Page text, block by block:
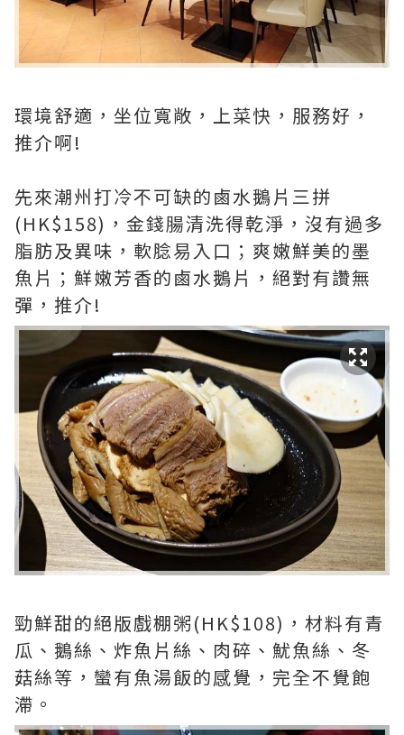
環境舒適，坐位寬敞，上菜快，服務好，
推介啊!
先來潮州打冷不可缺的鹵水鵝片三拼
(HK$158)，金錢腸清洗得乾淨，沒有過多
脂肪及異味，軟腍易入口；爽嫩鮮美的墨
魚片；鮮嫩芳香的鹵水鵝片，絕對有讚無
彈，推介!
勁鮮甜的絕版戲棚粥(HK$108)，材料有青
瓜、鵝絲、炸魚片絲、肉碎、魷魚絲、冬
菇絲等，蠻有魚湯飯的感覺，完全不覺飽
滯。